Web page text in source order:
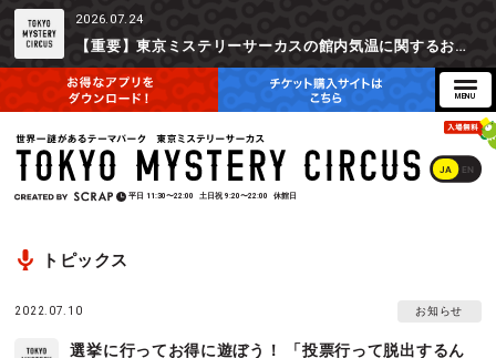
2026.07.24
【重要】東京ミステリーサーカスの館内気温に関するお詫びとご参加辞退時の返金対応について
JA EN
平日 11:30〜22:00 土日祝 9:20〜22:00 休館日
トピックス
2022.07.10 お知らせ
選挙に行ってお得に遊ぼう！ 「投票行って脱出するん